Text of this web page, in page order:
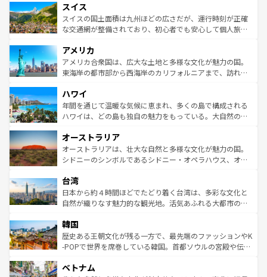
れる地方に足を運ぶとそれぞれで全く異なる文化を体験で
きるだろう。 なお、新着のフランス情報はコンテンツ一覧
を参照してほしい。
は、お酒好きな人にはぜひ体験してほしい。 なお、新着の
ドイツ情報はコンテンツ一覧を参照してほしい。
リアごとに異なる魅力がある。また、優雅なアフタヌーン
ティー、ビール好きにはたまらない英国パブ、サッカー観
戦など、本場だからこそできる体験も豊富。イギリスを旅
ンツ一覧を参照してほしい。
スイス
スイスの国土面積は九州ほどの広さだが、運行時刻が正確
な交通網が整備されており、初心者でも安心して個人旅行
の建物がそのまま残る町や、スイスならではのユニークな
博物館もあり、アルプス観光だけでなく町歩きも満喫する
ことができる。国民の所得が高いため物価も高いが、旅行
ば市内交通費無料で観光を楽しむこともできる。 なお、新
着のスイス情報はコンテンツ一覧 を参照してほしい。
アメリカ
アメリカ合衆国は、広大な土地と多様な文化が魅力の国。
東海岸の都市部から西海岸のカリフォルニアまで、訪れる
のような巨大都市は、観光、ショッピング、エンターテイ
ンメントが詰まった刺激的なスポットだ。一方、アメリカ
西部には大自然が広がり、グランドキャニオンやイエロー
部のニューオーリンズでは、音楽と美食が融合した独特の
文化が魅力。旅行者はアメリカの各地域で異なる魅力を楽
しみながら、その多様性と豊かな歴史を感じることができ
ならではの贅沢な旅のスタイルだ。 なお、新着のアメリカ
情報はコンテンツ一覧を参照してほしい。
ハワイ
年間を通じて温暖な気候に恵まれ、多くの島で構成される
ハワイは、どの島も独自の魅力をもっている。大自然の神
ワイ島は見逃せない。また、定番の観光地といえばオアフ
島だが、静かな自然を求めるならマウイ島やカウアイ島が
おすすめ。エメラルドグリーンに輝く海をはじめ、豊かな
れるおもてなしの心で訪れる人々を迎えてくれるハワイの
人々、おいしいローカルフードやハワイアンミュージッ
ク、伝統的なフラダンスなど、すべてがハワイの魅力を彩
ワイを、存分に味わってほしい。 なお、新着のハワイ情報
はコンテンツ一覧を参照してほしい。
オーストラリア
オーストラリアは、壮大な自然と多様な文化が魅力の国。
シドニーのシンボルであるシドニー・オペラハウス、オー
リアリーフや大陸中央部にそびえるウルル（エアーズロッ
ク）、タスマニアの美しい原生林やケアンズの熱帯雨林な
ど、見どころがたくさん。また、カフェやワイン、オージ
いる。アクティビティも充実しており、サーフィンやダイ
ビング、ハイキングなど、アウトドア好きにはたまらな
い。オーストラリアの多彩な魅力を存分に味わいつくそ
参照してほしい。
台湾
日本から約４時間ほどでたどり着く台湾は、多彩な文化と
自然が織りなす魅力的な観光地。活気あふれる大都市の台
ン）、静ひつな山岳地帯である台湾東部など、都市の喧騒
と山間の静けさが共存しており、訪れる人に新しい発見と
驚きをもたらしてくれる。また、奥深い台湾の食文化も魅
容にもいいと評判のスイーツなど、バラエティ豊かな料理
韓国
歴史ある王朝文化が残る一方で、最先端のファッションやK
-POPで世界を席巻している韓国。首都ソウルの宮殿や伝統
き、地方に足を延ばせば四季折々の自然美を楽しむことが
ベトナム